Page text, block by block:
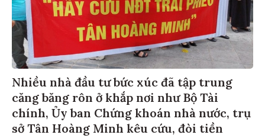
Nhiều nhà đầu tư bức xúc đã tập trung
căng băng rôn ở khắp nơi như Bộ Tài
chính, Ủy ban Chứng khoán nhà nước, trụ
sở Tân Hoàng Minh kêu cứu, đòi tiền